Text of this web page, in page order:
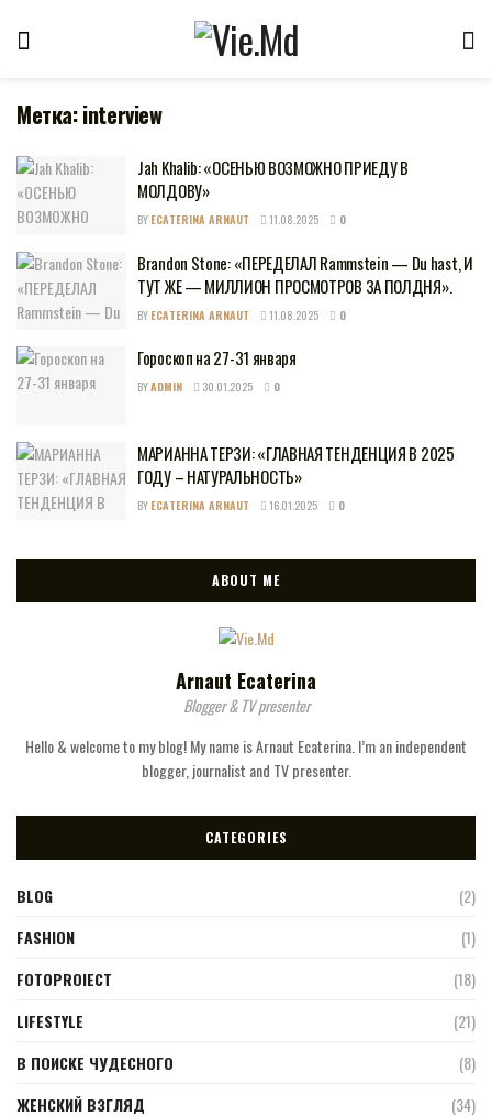
Метка:interview
Jah Khalib: «ОСЕНЬЮ ВОЗМОЖНО ПРИЕДУ В
МОЛДОВУ»
BY ECATERINA ARNAUT 11.08.2025 0
Brandon Stone: «ПЕРЕДЕЛАЛ Rammstein — Du hast, И
ТУТ ЖЕ — МИЛЛИОН ПРОСМОТРОВ ЗА ПОЛДНЯ».
BY ECATERINA ARNAUT 11.08.2025 0
Гороскоп на 27-31 января
BYADMIN 30.01.2025 0
МАРИАННА ТЕРЗИ: «ГЛАВНАЯ ТЕНДЕНЦИЯ В 2025
ГОДУ – НАТУРАЛЬНОСТЬ»
BY ECATERINA ARNAUT 16.01.2025 0
ABOUT ME
Arnaut Ecaterina
Blogger & TV presenter
Hello & welcome to my blog! My name is Arnaut Ecaterina. I’m an independent
blogger, journalist and TV presenter.
CATEGORIES
BLOG
(2)
FASHION
(1)
FOTOPROIECT
(18)
LIFESTYLE
(21)
В ПОИСКЕ ЧУДЕСНОГО
(8)
ЖЕНСКИЙ ВЗГЛЯД
(34)